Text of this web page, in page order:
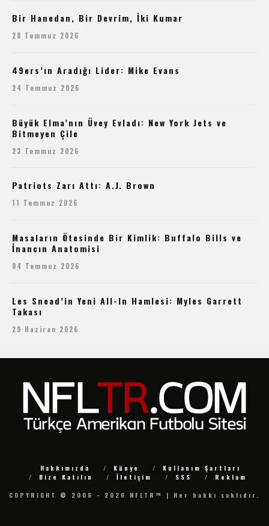
Bir Hanedan, Bir Devrim, İki Kumar
28 Temmuz 2026
49ers’ın Aradığı Lider: Mike Evans
24 Temmuz 2026
Büyük Elma’nın Üvey Evladı: New York Jets ve
Bitmeyen Çile
23 Temmuz 2026
Patriots Zarı Attı: A.J. Brown
11 Temmuz 2026
Masaların Ötesinde Bir Kimlik: Buffalo Bills ve
İnancın Anatomisi
04 Temmuz 2026
Les Snead’in Yeni All-In Hamlesi: Myles Garrett
Takası
29 Haziran 2026
Hakkımızda Künye
Kullanım Şartları
Bize Katılın
İletişim SSS
Reklam
COPYRIGHT © 2006 - 2026 NFLTR™ | Her hakkı saklıdır.